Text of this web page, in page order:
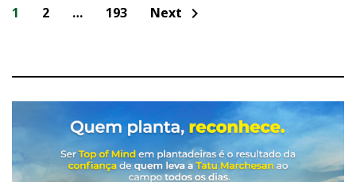
N
e
ã
1 2 … 193 Next chevron_right